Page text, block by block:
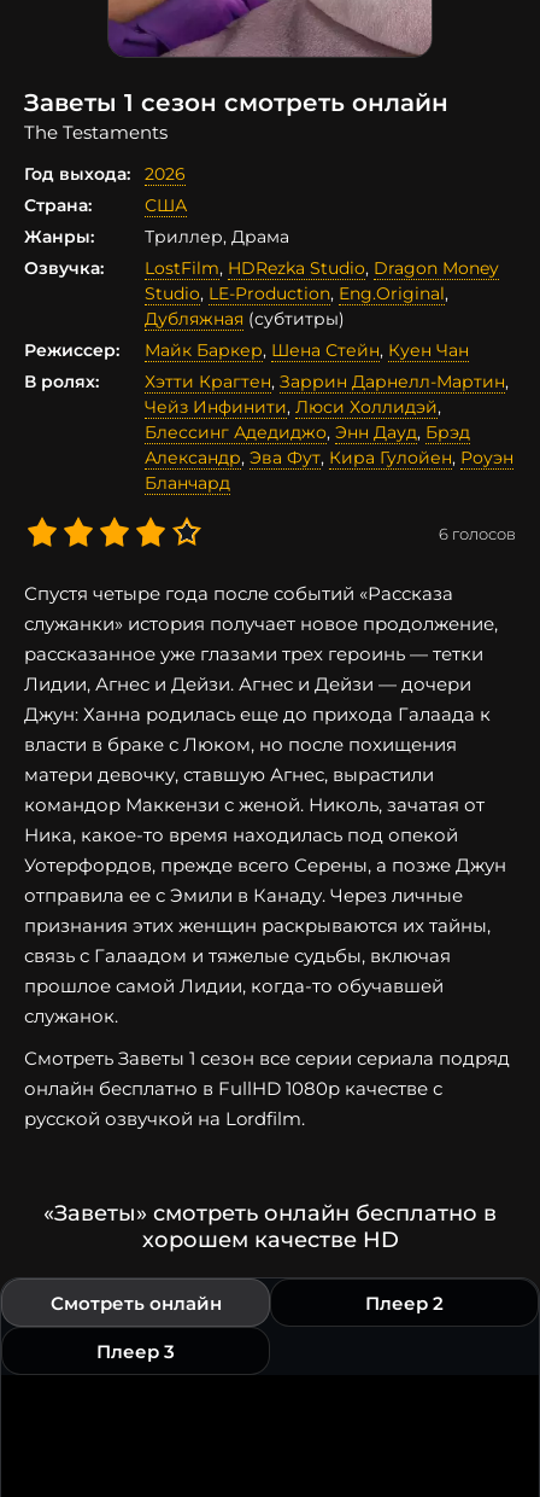
Заветы 1 сезон смотреть онлайн
The Testaments
Год выхода:
2026
Страна:
США
Жанры:
Триллер, Драма
Озвучка:
LostFilm, HDRezka Studio, Dragon Money
Studio, LE-Production, Eng.Original,
Дубляжная (субтитры)
Режиссер:
Майк Баркер, Шена Стейн, Куен Чан
В ролях:
Хэтти Крагтен, Заррин Дарнелл-Мартин,
Чейз Инфинити, Люси Холлидэй,
Блессинг Адедиджо, Энн Дауд, Брэд
Александр, Эва Фут, Кира Гулойен, Роуэн
Бланчард
6 голосов
Спустя четыре года после событий «Рассказа
служанки» история получает новое продолжение,
рассказанное уже глазами трех героинь — тетки
Лидии, Агнес и Дейзи. Агнес и Дейзи — дочери
Джун: Ханна родилась еще до прихода Галаада к
власти в браке с Люком, но после похищения
матери девочку, ставшую Агнес, вырастили
командор Маккензи с женой. Николь, зачатая от
Ника, какое-то время находилась под опекой
Уотерфордов, прежде всего Серены, а позже Джун
отправила ее с Эмили в Канаду. Через личные
признания этих женщин раскрываются их тайны,
связь с Галаадом и тяжелые судьбы, включая
прошлое самой Лидии, когда-то обучавшей
служанок.
Смотреть Заветы 1 сезон все серии сериала подряд
онлайн бесплатно в FullHD 1080p качестве с
русской озвучкой на Lordfilm.
«Заветы» смотреть онлайн бесплатно в
хорошем качестве HD
Смотреть онлайн Плеер 2
Плеер 3